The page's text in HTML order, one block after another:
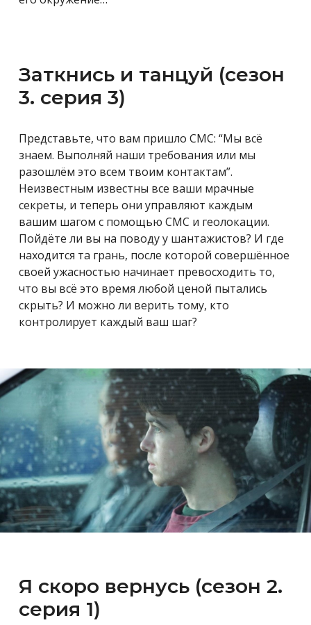
Заткнись и танцуй (сезон
3. серия 3)
Представьте, что вам пришло СМС: “Мы всё
знаем. Выполняй наши требования или мы
разошлём это всем твоим контактам”.
Неизвестным известны все ваши мрачные
секреты, и теперь они управляют каждым
вашим шагом с помощью СМС и геолокации.
Пойдёте ли вы на поводу у шантажистов? И где
находится та грань, после которой совершённое
своей ужасностью начинает превосходить то,
что вы всё это время любой ценой пытались
скрыть? И можно ли верить тому, кто
контролирует каждый ваш шаг?
Я скоро вернусь (сезон 2.
серия 1)